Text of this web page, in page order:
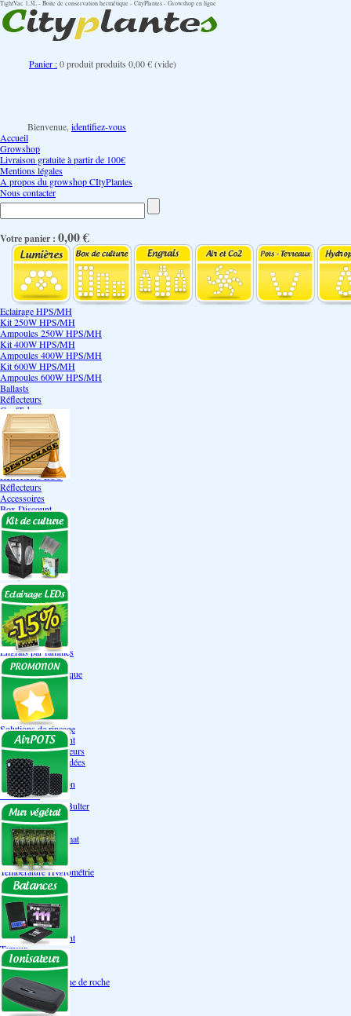
TightVac 1,3L - Boite de conservation hermétique - CityPlantes - Growshop en ligne
Panier :0produitproduits 0,00 €(vide)
Bienvenue, identifiez-vous
Accueil
Growshop
Livraison gratuite à partir de 100€
Mentions légales
A propos du growshop CItyPlantes
Nous contacter
Votre panier : 0,00 €
Eclairage HPS/MH
Kit 250W HPS/MH
Ampoules 250W HPS/MH
Kit 400W HPS/MH
Ampoules 400W HPS/MH
Kit 600W HPS/MH
Ampoules 600W HPS/MH
Ballasts
Réflecteurs
CoolTube
Accessoires
Eclairages LEDs
Eclairages ECO
Kits ECO
Ampoules ECO
Réflecteurs ECO
Réflecteurs
Accessoires
Box Discount
Box par marque
Hortibox
Homebox
Dark Room II
GrowLab
Box par taille
Box 40 cm
Box 60 cm
Box 80-90 cm
Box 120 cm
Autres tailles Box
Box double étages
Engrais par familles
Engrais terre
Engrais hydroponique
Engrais-Coco
Boosters
Engrais Pack
Enzymes
Solutions de rinçage
Promotion Discount
Accessoires et doseurs
Engrais pour orchidées
Correcteurs PH
Extraction/Intraction
Ventilation
Ioniseur d'air -AirBulter
Filtre anti-odeur
Diffusion CO²
Contrôleurs de climat
Silencieux
Gaines
Température Hygrométrie
Humidificateurs
Accessoires
Pots - Substrats
Soucoupe
Air Pots originaux
Promotion Discount
Terraux
Autres substrats
Fibre Coco
Billes d'argile- Laine de roche
Irrigation
Orchidées